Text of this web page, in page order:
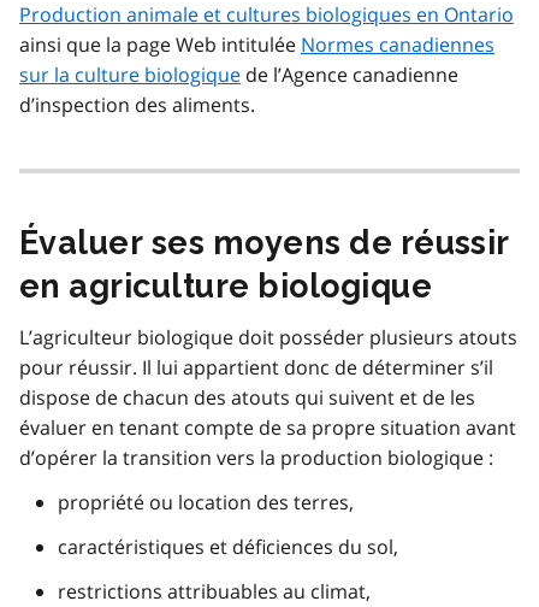
Production animale et cultures biologiques en Ontario
ainsi que la page Web intitulée Normes canadiennes
sur la culture biologique de l’Agence canadienne
d’inspection des aliments.
Évaluer ses moyens de réussir
en agriculture biologique
L’agriculteur biologique doit posséder plusieurs atouts
pour réussir. Il lui appartient donc de déterminer s’il
dispose de chacun des atouts qui suivent et de les
évaluer en tenant compte de sa propre situation avant
d’opérer la transition vers la production biologique :
propriété ou location des terres,
caractéristiques et déficiences du sol,
restrictions attribuables au climat,